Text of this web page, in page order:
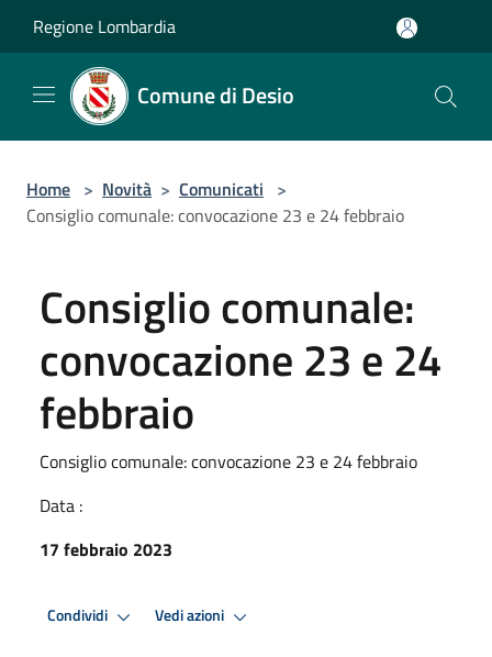
Regione Lombardia
Comune di Desio
Home > Novità > Comunicati >
Consiglio comunale: convocazione 23 e 24 febbraio
Consiglio comunale:
convocazione 23 e 24
febbraio
Consiglio comunale: convocazione 23 e 24 febbraio
Data :
17 febbraio 2023
Condividi Vedi azioni